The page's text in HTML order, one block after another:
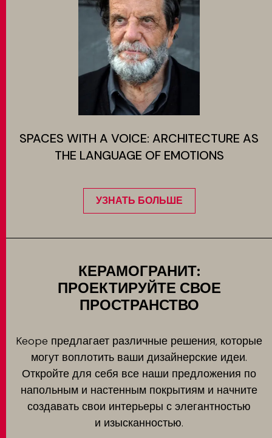
SPACES WITH A VOICE: ARCHITECTURE AS
THE LANGUAGE OF EMOTIONS
УЗНАТЬ БОЛЬШЕ
КЕРАМОГРАНИТ:
ПРОЕКТИРУЙТЕ СВОЕ
ПРОСТРАНСТВО
Keope предлагает различные решения, которые
могут воплотить ваши дизайнерские идеи.
Откройте для себя все наши предложения по
напольным и настенным покрытиям и начните
создавать свои интерьеры с элегантностью
и изысканностью.